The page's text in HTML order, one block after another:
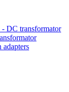
DC transformator
adapters